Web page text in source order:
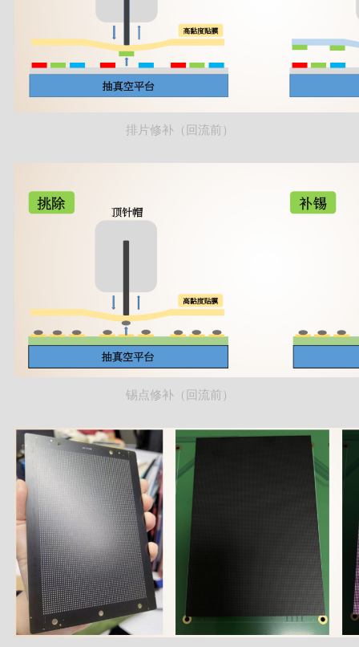
排片修补（回流前）
锡点修补（回流前）